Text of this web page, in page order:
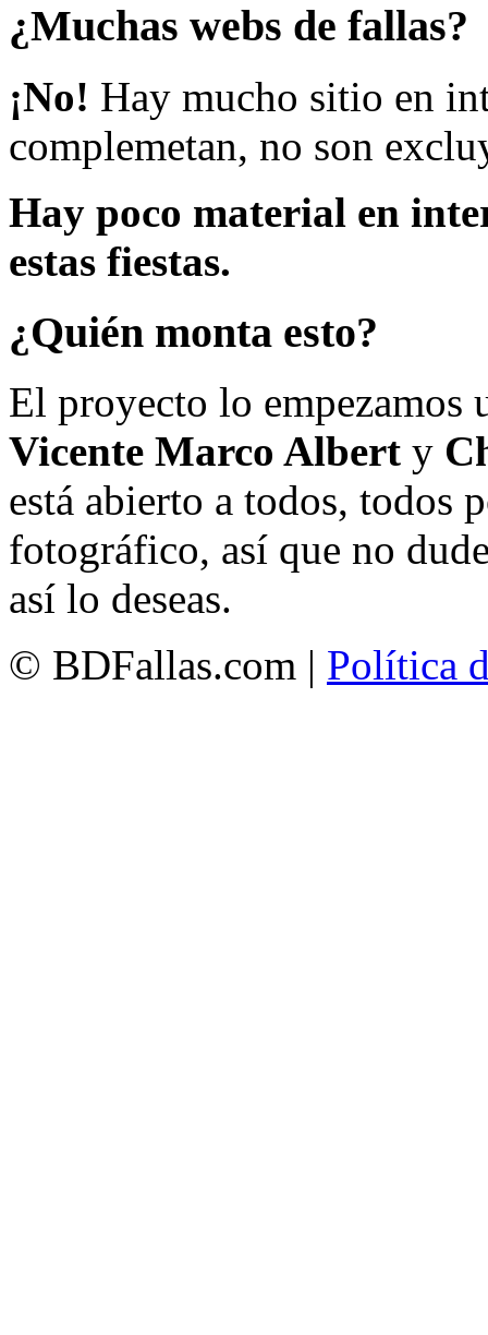
¿Muchas webs de fallas?
¡No! Hay mucho sitio en
complemetan, no son
Hay poco material en
estas fiestas.
¿Quién monta esto?
El proyecto lo empezamos
Vicente Marco Albert y
está abierto a todos, todos
fotográfico, así que no
así lo deseas.
© BDFallas.com | Política